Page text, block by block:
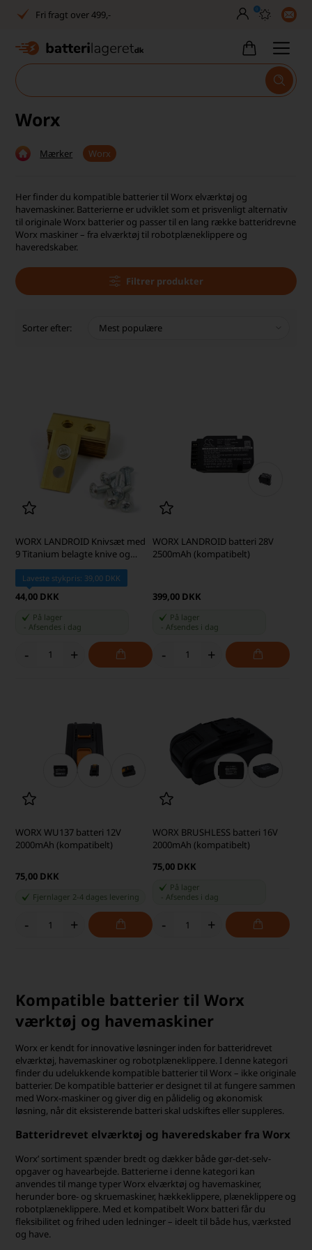
Fri fragt over 499,-
Dansk lager
Dag-til-dag levering
Dansk lager
30 dages returret
Tlf. er lukket uge 27-32
0
Worx
Mærker Worx
Her finder du kompatible batterier til Worx elværktøj og
havemaskiner. Batterierne er udviklet som et prisvenligt alternativ
til originale Worx batterier og passer til en lang række batteridrevne
Worx maskiner – fra elværktøj til robotplæneklippere og
haveredskaber.
Filtrer produkter
Sorter efter:
WORX LANDROID Knivsæt med
9 Titanium belagte knive og
Laveste stykpris: 39,00 DKK
44,00 DKK
På lager
Afsendes i dag
- +
WORX LANDROID batteri 28V
2500mAh (kompatibelt)
399,00 DKK
På lager
Afsendes i dag
- +
WORX WU137 batteri 12V
2000mAh (kompatibelt)
75,00 DKK
Fjernlager 2-4 dages levering
- +
WORX BRUSHLESS batteri 16V
2000mAh (kompatibelt)
75,00 DKK
På lager
Afsendes i dag
- +
Kompatible batterier til Worx
værktøj og havemaskiner
Worx er kendt for innovative løsninger inden for batteridrevet
elværktøj, havemaskiner og robotplæneklippere. I denne kategori
finder du udelukkende kompatible batterier til Worx – ikke originale
batterier. De kompatible batterier er designet til at fungere sammen
med Worx-maskiner og giver dig en pålidelig og økonomisk
løsning, når dit eksisterende batteri skal udskiftes eller suppleres.
Batteridrevet elværktøj og haveredskaber fra Worx
Worx’ sortiment spænder bredt og dækker både gør-det-selv-
opgaver og havearbejde. Batterierne i denne kategori kan
anvendes til mange typer Worx elværktøj og havemaskiner,
herunder bore- og skruemaskiner, hækkeklippere, plæneklippere og
robotplæneklippere. Med et kompatibelt Worx batteri får du
fleksibilitet og frihed uden ledninger – ideelt til både hus, værksted
og have.